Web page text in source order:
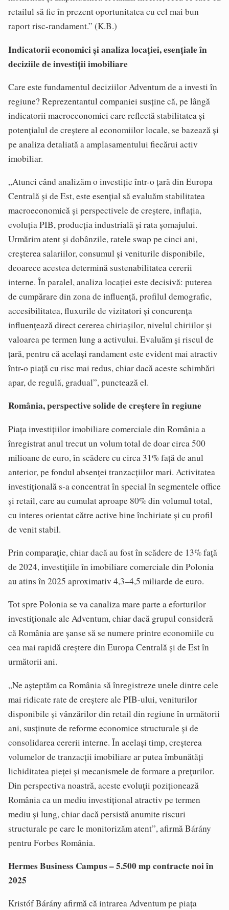
retailul să fie în prezent oportunitatea cu cel mai bun
raport risc-randament.” (K.B.)
Indicatorii economici și analiza locației, esențiale în
deciziile de investiții imobiliare
Care este fundamentul deciziilor Adventum de a investi în
regiune? Reprezentantul companiei susține că, pe lângă
indicatorii macroeconomici care reflectă stabilitatea și
potențialul de creștere al economiilor locale, se bazează și
pe analiza detaliată a amplasamentului fiecărui activ
imobiliar.
„Atunci când analizăm o investiție într-o țară din Europa
Centrală și de Est, este esențial să evaluăm stabilitatea
macroeconomică și perspectivele de creștere, inflația,
evoluția PIB, producția industrială și rata șomajului.
Urmărim atent și dobânzile, ratele swap pe cinci ani,
creșterea salariilor, consumul și veniturile disponibile,
deoarece acestea determină sustenabilitatea cererii
interne. În paralel, analiza locației este decisivă: puterea
de cumpărare din zona de influență, profilul demografic,
accesibilitatea, fluxurile de vizitatori și concurența
influențează direct cererea chiriașilor, nivelul chiriilor și
valoarea pe termen lung a activului. Evaluăm și riscul de
țară, pentru că același randament este evident mai atractiv
într-o piață cu risc mai redus, chiar dacă aceste schimbări
apar, de regulă, gradual”, punctează el.
România, perspective solide de creștere în regiune
Piața investițiilor imobiliare comerciale din România a
înregistrat anul trecut un volum total de doar circa 500
milioane de euro, în scădere cu circa 31% față de anul
anterior, pe fondul absenței tranzacțiilor mari. Activitatea
investițională s-a concentrat în special în segmentele office
și retail, care au cumulat aproape 80% din volumul total,
cu interes orientat către active bine închiriate și cu profil
de venit stabil.
Prin comparație, chiar dacă au fost în scădere de 13% față
de 2024, investițiile în imobiliare comerciale din Polonia
au atins în 2025 aproximativ 4,3–4,5 miliarde de euro.
Tot spre Polonia se va canaliza mare parte a eforturilor
investiționale ale Adventum, chiar dacă grupul consideră
că România are șanse să se numere printre economiile cu
cea mai rapidă creștere din Europa Centrală și de Est în
următorii ani.
„Ne așteptăm ca România să înregistreze unele dintre cele
mai ridicate rate de creștere ale PIB-ului, veniturilor
disponibile și vânzărilor din retail din regiune în următorii
ani, susținute de reforme economice structurale și de
consolidarea cererii interne. În același timp, creșterea
volumelor de tranzacții imobiliare ar putea îmbunătăți
lichiditatea pieței și mecanismele de formare a prețurilor.
Din perspectiva noastră, aceste evoluții poziționează
România ca un mediu investițional atractiv pe termen
mediu și lung, chiar dacă persistă anumite riscuri
structurale pe care le monitorizăm atent”, afirmă Bárány
pentru Forbes România.
Hermes Business Campus – 5.500 mp contracte noi în
2025
Kristóf Bárány afirmă că intrarea Adventum pe piața